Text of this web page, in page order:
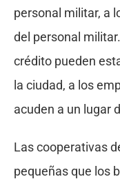
personal militar, a
del personal
crédito pueden
la ciudad, a los
acuden a un lugar
Las cooperativas
pequeñas que los